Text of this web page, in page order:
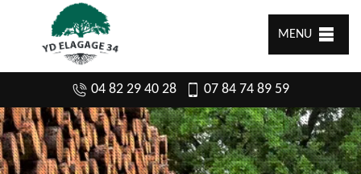
MENU
04 82 29 40 28 07 84 74 89 59